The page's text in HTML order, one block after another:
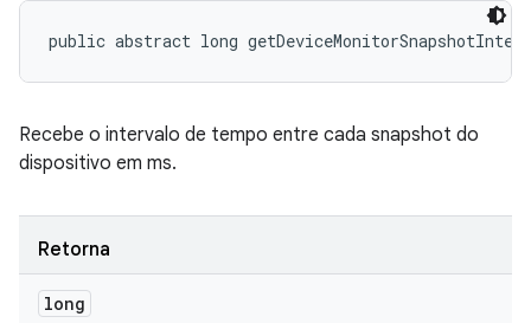
public abstract long
Recebe o intervalo de tempo entre cada snapshot do
dispositivo em ms.
Retorna
long